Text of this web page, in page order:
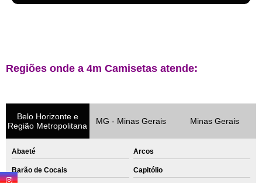
Regiões onde a 4m Camisetas atende:
Belo Horizonte e
Região Metropolitana
MG - Minas Gerais Minas Gerais
Abaeté Arcos
Barão de Cocais Capitólio